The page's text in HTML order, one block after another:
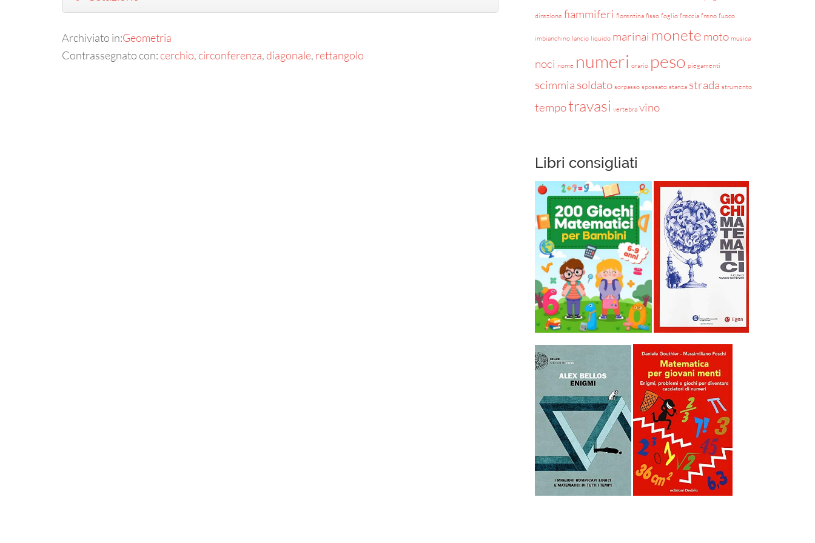
Archiviato in:Geometria
Contrassegnato con:cerchio,circonferenza,diagonale, rettangolo
direzione fiammiferi fiorentina fisso foglio freccia freno fuoco
imbianchino lancio liquido marinai monete moto musica
noci nome numeri orario peso piegamenti
scimmia soldato sorpasso spossato stanza strada strumento
tempotravasi vertebra vino
Libri consigliati